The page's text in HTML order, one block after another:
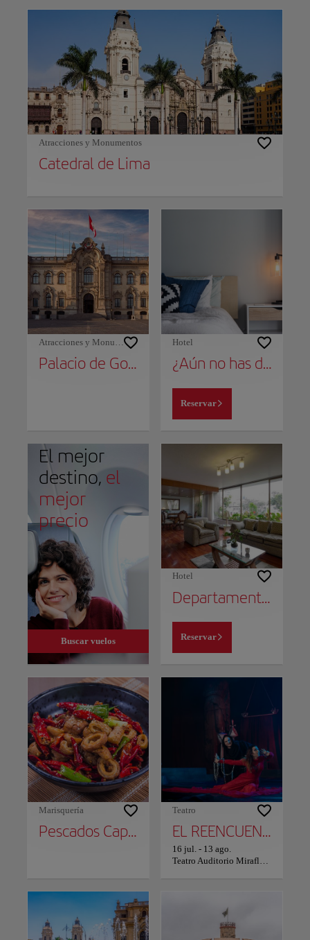
Atracciones y Monumentos
Catedral de Lima
Palacio de Gobierno
Hotel
¿Aún no has decidido dónde alojarte?
Reservar
El mejor
destino, el
mejor
precio
Buscar vuelos
Hotel
Departamento en San Isidro, Lima
Reservar
Marisquería
Pescados Capitales
Teatro
EL REENCUENTRO
16 jul. - 13 ago.
Teatro Auditorio Miraflores